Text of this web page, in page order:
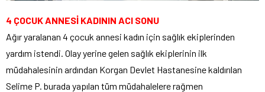
4 ÇOCUK ANNESİ KADININ ACI SONU
Ağır yaralanan 4 çocuk annesi kadın için sağlık ekiplerinden
yardım istendi. Olay yerine gelen sağlık ekiplerinin ilk
müdahalesinin ardından Korgan Devlet Hastanesine kaldırılan
Selime P. burada yapılan tüm müdahalelere rağmen